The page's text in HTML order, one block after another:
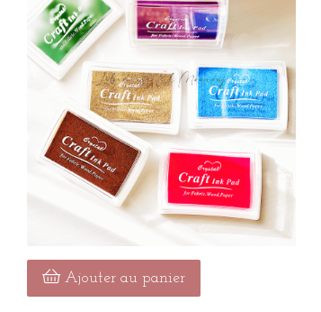
Ajouter au panier